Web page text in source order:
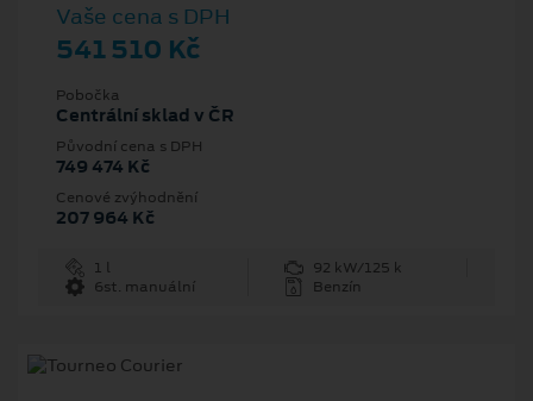
Vaše cena s DPH
541 510 Kč
Pobočka
Centrální sklad v ČR
Původní cena s DPH
749 474 Kč
Cenové zvýhodnění
207 964 Kč
1 l
92 kW/125 k
6st. manuální
Benzín